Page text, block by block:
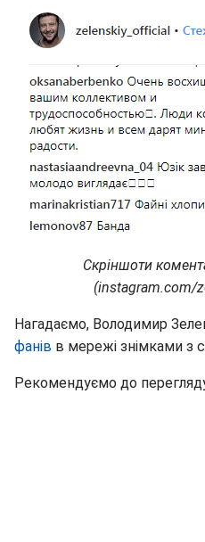
Скріншоти
(instagram.com/
Нагадаємо, Володимир
фанів в мережі знімками з
Рекомендуємо до